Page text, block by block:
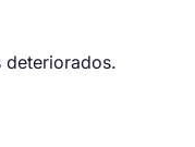
deteriorados.